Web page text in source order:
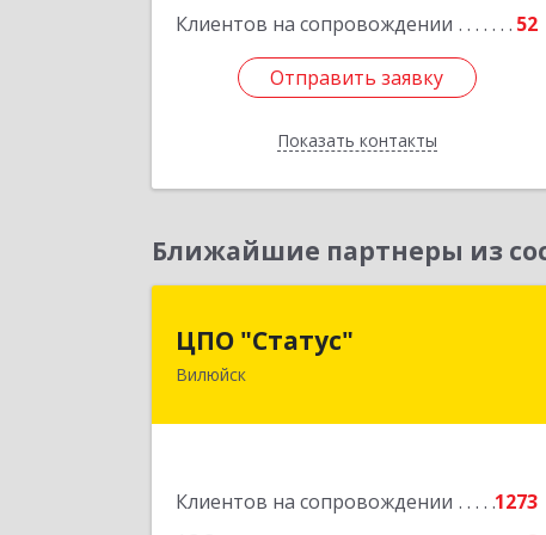
Клиентов на сопровождении 52
Отправить заявку
Показать контакты
Подробнее
Отправить заявку
Назад
Ближайшие партнеры из
ЦПО "Статус"
Вилюйск
Клиентов на сопровождении
1273
677000, Саха /Якутия/ Респ, Якутск г,